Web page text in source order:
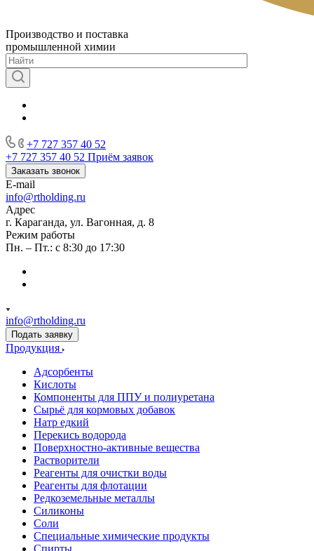
Производство и поставка
промышленной химии
+7 727 357 40 52
+7 727 357 40 52 Приём заявок
Заказать звонок
E-mail
info@rtholding.ru
Адрес
г. Караганда, ул. Вагонная, д. 8
Режим работы
Пн. – Пт.: с 8:30 до 17:30
info@rtholding.ru
Подать заявку
Продукция
Адсорбенты
Кислоты
Компоненты для ППУ и полиуретана
Сырьё для кормовых добавок
Натр едкий
Перекись водорода
Поверхностно-активные вещества
Растворители
Реагенты для очистки воды
Реагенты для флотации
Редкоземельные металлы
Силиконы
Соли
Специальные химические продукты
Спирты